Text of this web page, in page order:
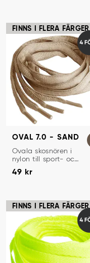
FINNS I FLERA FÄRGER
OVAL 7.0 - SAND
SKOSNÖREN
Ovala skosnören i
nylon till sport- och
löparskor.
Pris:
49 kr
FINNS I FLERA FÄRGER